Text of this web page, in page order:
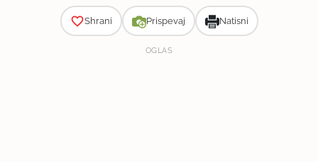
Shrani Prispevaj Natisni
OGLAS